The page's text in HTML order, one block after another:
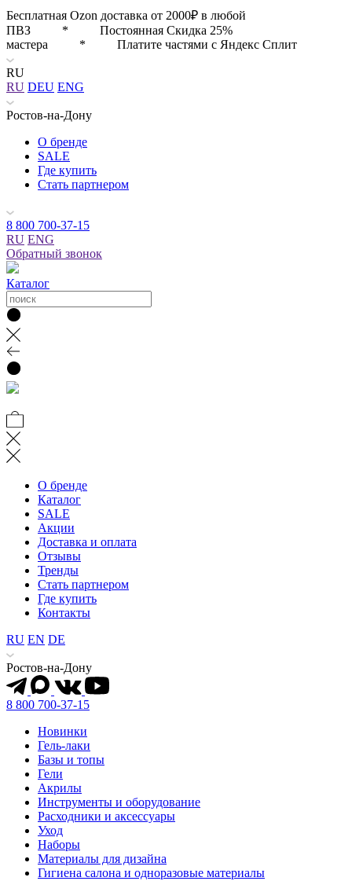
Бесплатная Ozon доставка от 2000₽ в любой
ПВЗ * Постоянная Скидка 25%
мастера * Платите частями с Яндекс Сплит
RU
RU DEU ENG
Ростов-на-Дону
О бренде
SALE
Где купить
Стать партнером
8 800 700-37-15
RU ENG
Обратный звонок
Каталог
О бренде
Каталог
SALE
Акции
Доставка и оплата
Отзывы
Тренды
Стать партнером
Где купить
Контакты
RU EN DE
Ростов-на-Дону
8 800 700-37-15
Новинки
Гель-лаки
Базы и топы
Гели
Акрилы
Инструменты и оборудование
Расходники и аксессуары
Уход
Наборы
Материалы для дизайна
Гигиена салона и одноразовые материалы